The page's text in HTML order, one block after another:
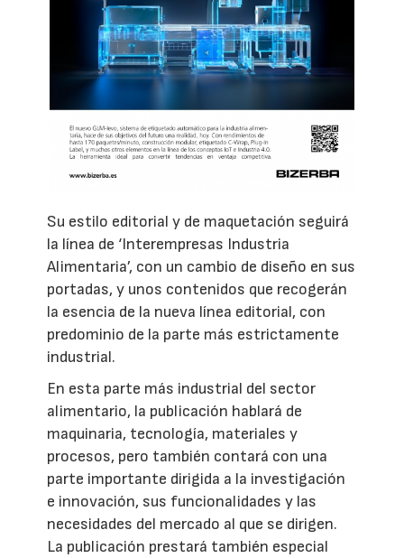
Su estilo editorial y de maquetación seguirá
la línea de ‘Interempresas Industria
Alimentaria’, con un cambio de diseño en sus
portadas, y unos contenidos que recogerán
la esencia de la nueva línea editorial, con
predominio de la parte más estrictamente
industrial.
En esta parte más industrial del sector
alimentario, la publicación hablará de
maquinaria, tecnología, materiales y
procesos, pero también contará con una
parte importante dirigida a la investigación
e innovación, sus funcionalidades y las
necesidades del mercado al que se dirigen.
La publicación prestará también especial